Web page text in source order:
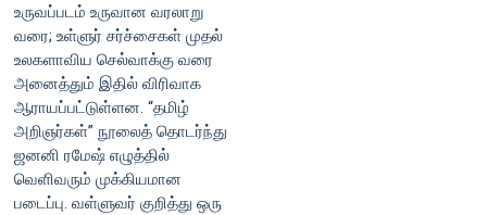
உருவப்படம்‌ உருவான வரலாறு
வரை; உள்ளுர்‌ சர்ச்சைகள்‌ முதல்‌
உலகளாவிய செல்வாக்கு வரை
அனைத்தும்‌ இதில்‌ விரிவாக
ஆராயப்பட்டுள்ளன. “தமிழ்‌
அறிஞர்கள்‌” நூலைத்‌ தொடர்ந்து
ஜனனி ரமேஷ்‌ எழுத்தில்‌
வெளிவரும்‌ முக்கியமான
படைப்பு. வள்ளுவர்‌ குறித்து ஒரு